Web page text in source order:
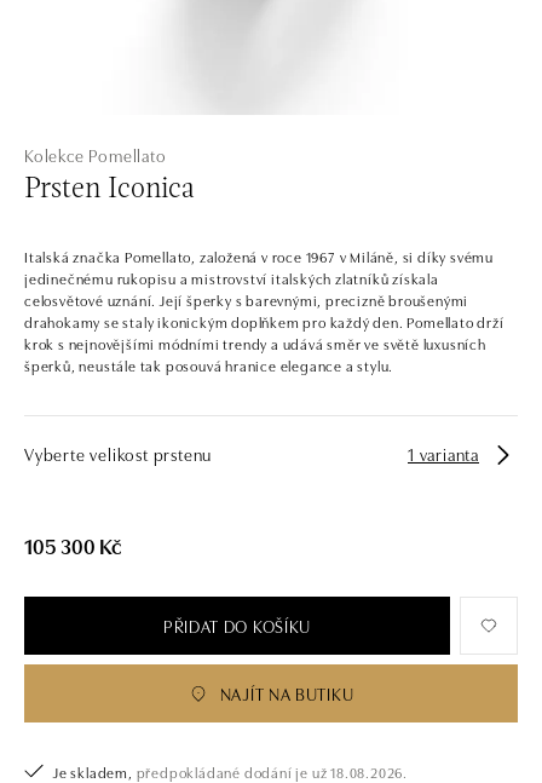
Kolekce Pomellato
Prsten Iconica
Italská značka Pomellato, založená v roce 1967 v Miláně, si díky svému
jedinečnému rukopisu a mistrovství italských zlatníků získala
celosvětové uznání. Její šperky s barevnými, precizně broušenými
drahokamy se staly ikonickým doplňkem pro každý den. Pomellato drží
krok s nejnovějšími módními trendy a udává směr ve světě luxusních
šperků, neustále tak posouvá hranice elegance a stylu.
Vyberte velikost prstenu 1 varianta
105 300 Kč
PŘIDAT DO KOŠÍKU
NAJÍT NA BUTIKU
Je skladem, předpokládané dodání je už 18.08.2026.